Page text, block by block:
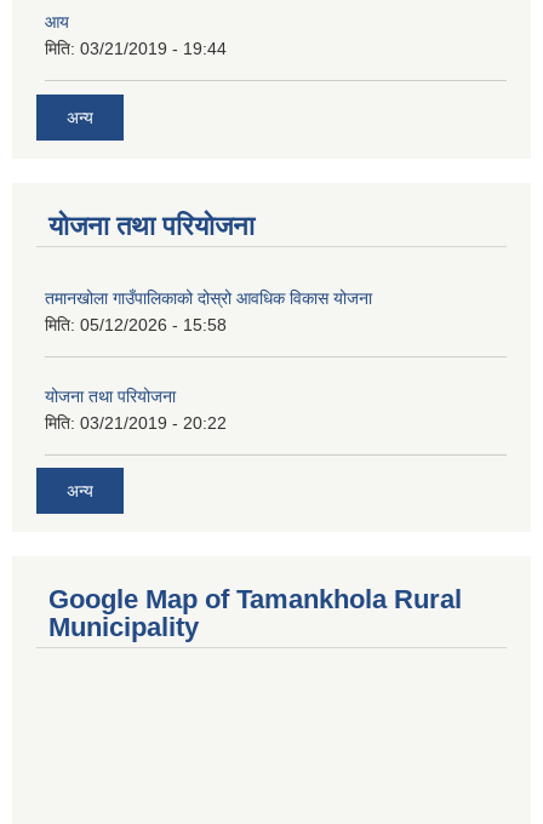
आय
मिति: 03/21/2019 - 19:44
अन्य
योजना तथा परियोजना
तमानखोला गाउँपालिकाको दोस्रो आवधिक विकास योजना
मिति: 05/12/2026 - 15:58
योजना तथा परियोजना
मिति: 03/21/2019 - 20:22
अन्य
Google Map of Tamankhola Rural
Municipality